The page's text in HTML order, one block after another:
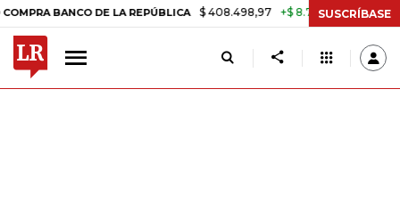
BANCO DE LA REPÚBLICA $ 408.498,97 +$ 8.753,81 +2,19%
SUSCRÍBASE